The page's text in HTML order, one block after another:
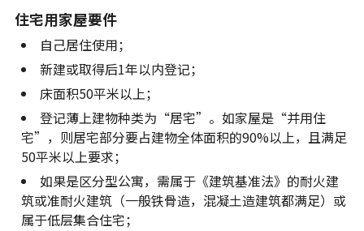
住宅用家屋要件
自己居住使用；
新建或取得后1年以内登记；
床面积50平米以上；
登记薄上建物种类为“居宅”。如家屋是“并用住
宅”，则居宅部分要占建物全体面积的90%以上，且满足
50平米以上要求；
如果是区分型公寓，需属于《建筑基准法》的耐火建
筑或准耐火建筑（一般铁骨造，混凝土造建筑都满足）或
属于低层集合住宅；